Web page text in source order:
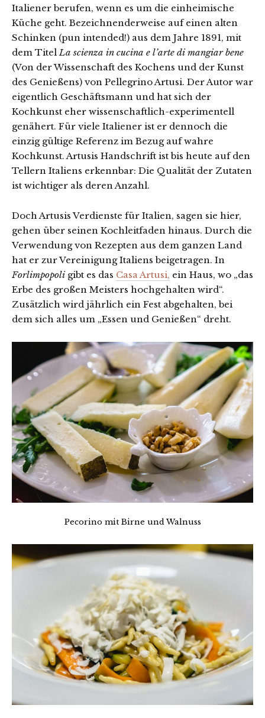
Italiener berufen, wenn es um die einheimische
Küche geht. Bezeichnenderweise auf einen alten
Schinken (pun intended!) aus dem Jahre 1891, mit
dem TitelLa scienza in cucina e l’arte di mangiar bene
(Von der Wissenschaft des Kochens und der Kunst
des Genießens) von Pellegrino Artusi. Der Autor war
eigentlich Geschäftsmann und hat sich der
Kochkunst eher wissenschaftlich-experimentell
genähert. Für viele Italiener ist er dennoch die
einzig gültige Referenz im Bezug auf wahre
Kochkunst. Artusis Handschrift ist bis heute auf den
Tellern Italiens erkennbar: Die Qualität der Zutaten
ist wichtiger als deren Anzahl.
Doch Artusis Verdienste für Italien, sagen sie hier,
gehen über seinen Kochleitfaden hinaus. Durch die
Verwendung von Rezepten aus dem ganzen Land
hat er zur Vereinigung Italiens beigetragen. In
Forlimpopoli gibt es das Casa Artusi, ein Haus, wo „das
Erbe des großen Meisters hochgehalten wird“.
Zusätzlich wird jährlich ein Fest abgehalten, bei
dem sich alles um „Essen und Genießen“ dreht.
Pecorino mit Birne und Walnuss